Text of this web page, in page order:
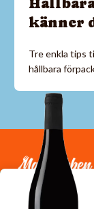
känner
Tre enkla tips
hållbara